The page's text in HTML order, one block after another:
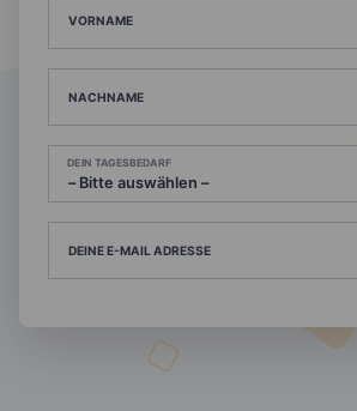
VORNAME
NACHNAME
DEIN TAGESBEDARF
DEINE E-MAIL ADRESSE